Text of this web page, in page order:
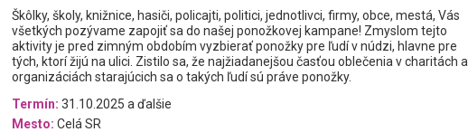
Škôlky, školy, knižnice, hasiči, policajti, politici, jednotlivci, firmy, obce, mestá, Vás
všetkých pozývame zapojiť sa do našej ponožkovej kampane! Zmyslom tejto
aktivity je pred zimným obdobím vyzbierať ponožky pre ľudí v núdzi, hlavne pre
tých, ktorí žijú na ulici. Zistilo sa, že najžiadanejšou časťou oblečenia v charitách a
organizáciách starajúcich sa o takých ľudí sú práve ponožky.
Termín: 31.10.2025 a ďalšie
Mesto: Celá SR